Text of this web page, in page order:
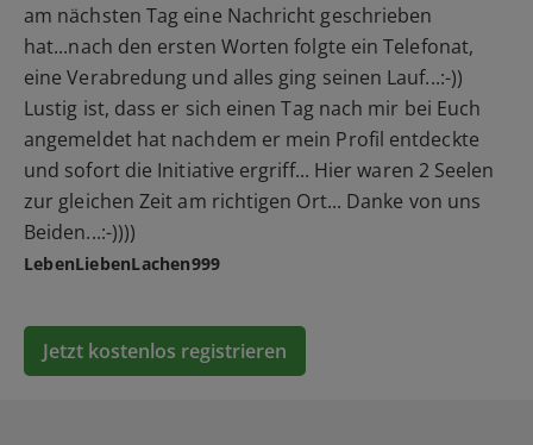
am nächsten Tag eine Nachricht geschrieben
hat...nach den ersten Worten folgte ein Telefonat,
eine Verabredung und alles ging seinen Lauf...:-))
Lustig ist, dass er sich einen Tag nach mir bei Euch
angemeldet hat nachdem er mein Profil entdeckte
und sofort die Initiative ergriff... Hier waren 2 Seelen
zur gleichen Zeit am richtigen Ort... Danke von uns
Beiden...:-))))
LebenLiebenLachen999
Jetzt kostenlos registrieren